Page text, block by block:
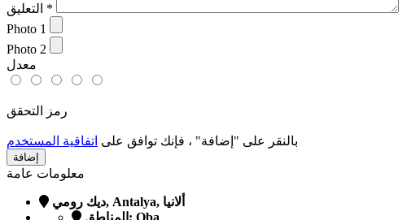
*
Photo 1
Photo 2
معدل
رمز التحقق
بالنقر على "إضافة" ، فإنك توافق على اتفاقية المستخدم
معلومات عامة
ديك رومي, Antalya, ألانيا
المناطق: Oba